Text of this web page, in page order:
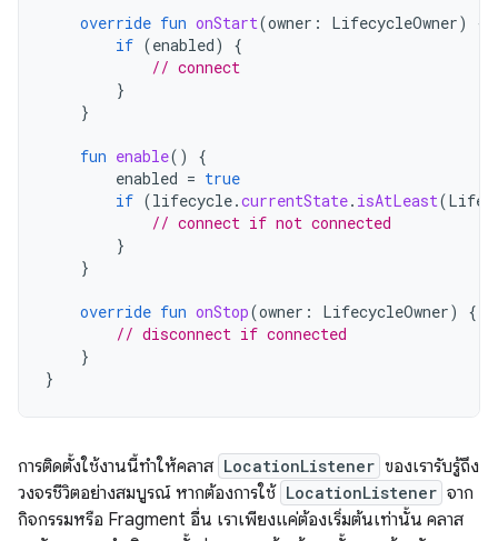
override fun onStart(owner : LifecycleOwner)
{
if (enabled)
{
// connect
}
}
fun enable()
{
enabled = true
if (lifecycle.currentState. isAtLeast(
// connect if not connected
}
}
override fun onStop(owner : LifecycleOwner)
{
// disconnect if connected
}
}
การติดตั้งใช้งานนี้ทำให้คลาส LocationListener ของเรารับรู้ถึง
วงจรชีวิตอย่างสมบูรณ์ หากต้องการใช้ LocationListener จาก
กิจกรรมหรือ Fragment อื่น เราเพียงแค่ต้องเริ่มต้นเท่านั้น คลาส